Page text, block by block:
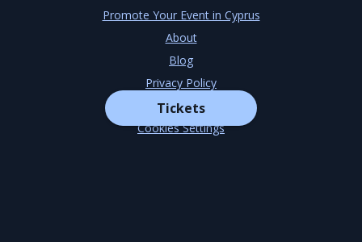
Tickets
Promote Your Event in Cyprus
About
Blog
Privacy Policy
Terms & Conditions
Cookies Settings